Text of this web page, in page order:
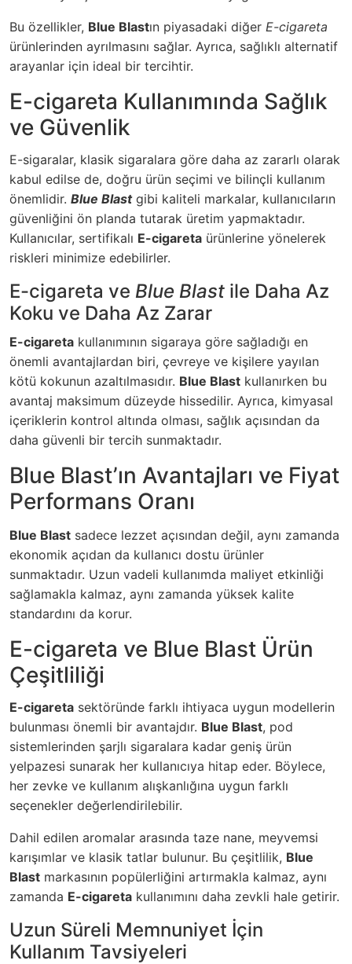
Bu özellikler, Blue Blastın piyasadaki diğer E-cigareta
ürünlerinden ayrılmasını sağlar. Ayrıca, sağlıklı alternatif
arayanlar için ideal bir tercihtir.
E-cigareta Kullanımında Sağlık
ve Güvenlik
E-sigaralar, klasik sigaralara göre daha az zararlı olarak
kabul edilse de, doğru ürün seçimi ve bilinçli kullanım
önemlidir. Blue Blastgibi kaliteli markalar, kullanıcıların
güvenliğini ön planda tutarak üretim yapmaktadır.
Kullanıcılar, sertifikalı E-cigareta ürünlerine yönelerek
riskleri minimize edebilirler.
E-cigareta ve Blue Blast ile Daha Az
Koku ve Daha Az Zarar
E-cigareta kullanımının sigaraya göre sağladığı en
önemli avantajlardan biri, çevreye ve kişilere yayılan
kötü kokunun azaltılmasıdır. Blue Blast kullanırken bu
avantaj maksimum düzeyde hissedilir. Ayrıca, kimyasal
içeriklerin kontrol altında olması, sağlık açısından da
daha güvenli bir tercih sunmaktadır.
Blue Blast’ın Avantajları ve Fiyat
Performans Oranı
Blue Blast sadece lezzet açısından değil, aynı zamanda
ekonomik açıdan da kullanıcı dostu ürünler
sunmaktadır. Uzun vadeli kullanımda maliyet etkinliği
sağlamakla kalmaz, aynı zamanda yüksek kalite
standardını da korur.
E-cigareta ve Blue Blast Ürün
Çeşitliliği
E-cigareta sektöründe farklı ihtiyaca uygun modellerin
bulunması önemli bir avantajdır. Blue Blast, pod
sistemlerinden şarjlı sigaralara kadar geniş ürün
yelpazesi sunarak her kullanıcıya hitap eder. Böylece,
her zevke ve kullanım alışkanlığına uygun farklı
seçenekler değerlendirilebilir.
Dahil edilen aromalar arasında taze nane, meyvemsi
karışımlar ve klasik tatlar bulunur. Bu çeşitlilik, Blue
Blast markasının popülerliğini artırmakla kalmaz, aynı
zamanda E-cigareta kullanımını daha zevkli hale getirir.
Uzun Süreli Memnuniyet İçin
Kullanım Tavsiyeleri